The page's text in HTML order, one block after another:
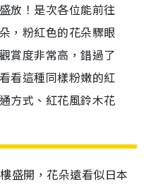
放！是次各位能前往
，粉紅色的花朵驟眼
賞度非常高，錯過了
看這種同樣粉嫩的紅
方式、紅花風鈴木花
盛開，花朵遠看似日本